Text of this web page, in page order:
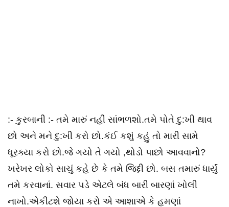
:- કુરબાની :- તમે મારું નહીં સાંભળશો.તમે પોતે દુ:ખી થાવ
છો અને મને દુ:ખી કરો છો.કંઈ કશું કહું તો મારી સામે
ધૂરક્યા કરો છો.જે ગયો તે ગયો ,થોડો પાછો આવવાનો?
ખરેખર લોકો સાચું કહે છે કે તમે જિદ્દી છો. બસ તમારું ધાર્યું
તમે કરવાનાં. સવાર પડે એટલે બંધ બારી બારણાં ખોલી
નાખો.એકીટશે જોયા કરો એ આશાએ કે હમણાં